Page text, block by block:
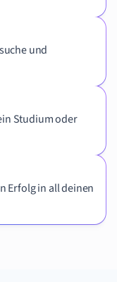
und
Studium oder
Erfolg in all deinen